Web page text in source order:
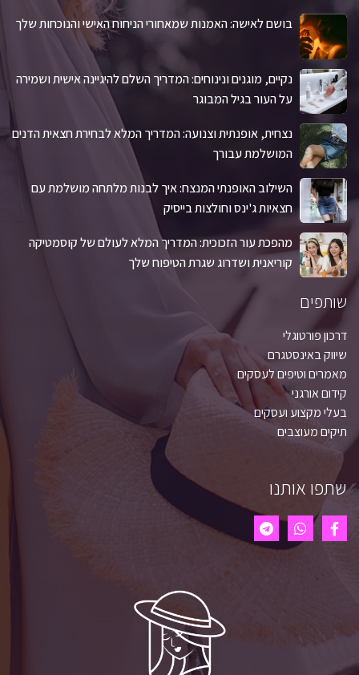
בושם לאישה: האמנות שמאחורי הניחוח האישי והנוכחות שלך
נקיים, מוגנים ונינוחים: המדריך השלם להיגיינה אישית ושמירה
על העור בגיל המבוגר
נצחית, אופנתית וצנועה: המדריך המלא לבחירת חצאית הדנים
המושלמת עבורך
השילוב האופנתי המנצח: איך לבנות מלתחה מושלמת עם
חצאיות ג'ינס וחולצות בייסיק
מהפכת עור הזכוכית: המדריך המלא לעולם של קוסמטיקה
קוריאנית ושדרוג שגרת הטיפוח שלך
שותפים
דרכון פורטוגלי
שיווק באינסטגרם
מאמרים וטיפים לעסקים
קידום אורגני
בעלי מקצוע ועסקים
תיקים מעוצבים
שתפו אותנו